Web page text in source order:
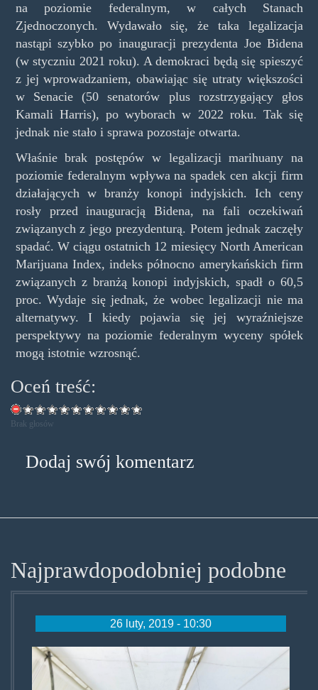
na poziomie federalnym, w całych Stanach
Zjednoczonych. Wydawało się, że taka legalizacja
nastąpi szybko po inauguracji prezydenta Joe Bidena
(w styczniu 2021 roku). A demokraci będą się spieszyć
z jej wprowadzaniem, obawiając się utraty większości
w Senacie (50 senatorów plus rozstrzygający głos
Kamali Harris), po wyborach w 2022 roku. Tak się
jednak nie stało i sprawa pozostaje otwarta.
Właśnie brak postępów w legalizacji marihuany na
poziomie federalnym wpływa na spadek cen akcji firm
działających w branży konopi indyjskich. Ich ceny
rosły przed inauguracją Bidena, na fali oczekiwań
związanych z jego prezydenturą. Potem jednak zaczęły
spadać. W ciągu ostatnich 12 miesięcy North American
Marijuana Index, indeks północno amerykańskich firm
związanych z branżą konopi indyjskich, spadł o 60,5
proc. Wydaje się jednak, że wobec legalizacji nie ma
alternatywy. I kiedy pojawia się jej wyraźniejsze
perspektywy na poziomie federalnym wyceny spółek
mogą istotnie wzrosnąć.
Oceń treść:
Brak głosów
Dodaj swój komentarz
Najprawdopodobniej podobne
26 luty, 2019 - 10:30
marijuanatent.jpg